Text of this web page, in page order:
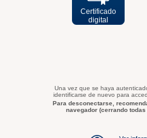
Certificado
digital
Una vez que se haya
identificarse de nuevo para
Para desconectarse,
navegador (cerrando todas